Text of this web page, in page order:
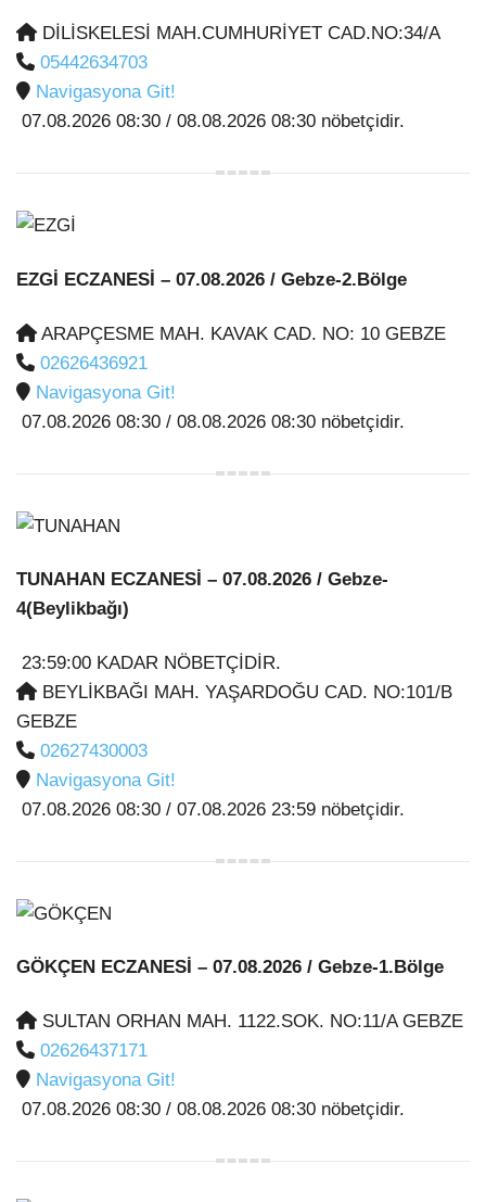
DİLİSKELESİ MAH.CUMHURİYET CAD.NO:34/A
05442634703
Navigasyona Git!
07.08.2026 08:30 / 08.08.2026 08:30 nöbetçidir.
EZGİ ECZANESİ – 07.08.2026 / Gebze-2.Bölge
ARAPÇESME MAH. KAVAK CAD. NO: 10 GEBZE
02626436921
Navigasyona Git!
07.08.2026 08:30 / 08.08.2026 08:30 nöbetçidir.
TUNAHAN ECZANESİ – 07.08.2026 / Gebze-
4(Beylikbağı)
23:59:00 KADAR NÖBETÇİDİR.
BEYLİKBAĞI MAH. YAŞARDOĞU CAD. NO:101/B
GEBZE
02627430003
Navigasyona Git!
07.08.2026 08:30 / 07.08.2026 23:59 nöbetçidir.
GÖKÇEN ECZANESİ – 07.08.2026 / Gebze-1.Bölge
SULTAN ORHAN MAH. 1122.SOK. NO:11/A GEBZE
02626437171
Navigasyona Git!
07.08.2026 08:30 / 08.08.2026 08:30 nöbetçidir.